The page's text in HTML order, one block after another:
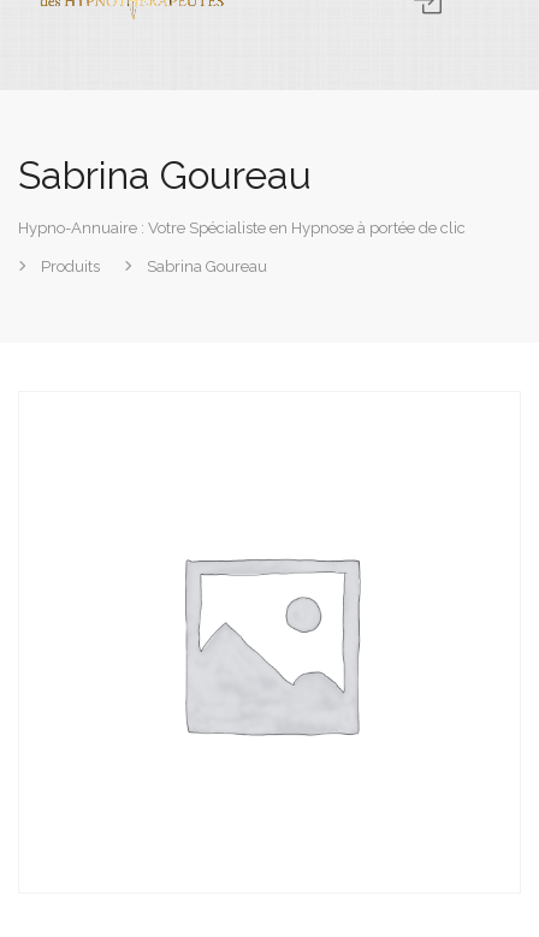
Sabrina Goureau
Hypno-Annuaire : Votre Spécialiste en Hypnose à portée de clic
Produits Sabrina Goureau